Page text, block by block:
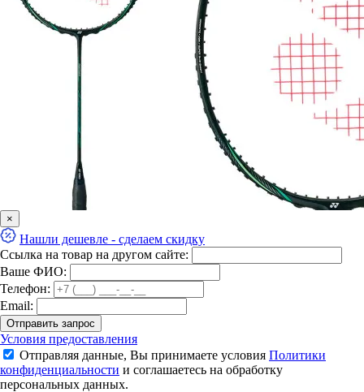
Ракетка для бадминтона Yonex Astrox Nextage (Black/Green)
17 900 ₽
×
Нашли дешевле - сделаем скидку
Ссылка на товар на другом сайте:
Ваше ФИО:
Телефон:
Email:
Отправить запрос
Условия предоставления
Отправляя данные, Вы принимаете условия Политики
конфиденциальности и соглашаетесь на обработку
персональных данных.